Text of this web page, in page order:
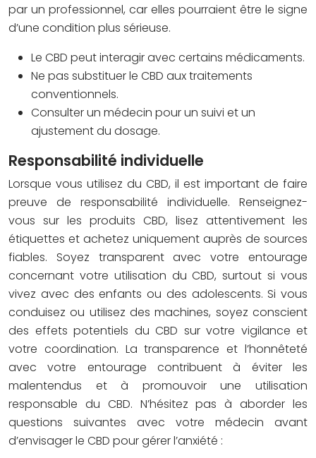
par un professionnel, car elles pourraient être le signe
d’une condition plus sérieuse.
Le CBD peut interagir avec certains médicaments.
Ne pas substituer le CBD aux traitements
conventionnels.
Consulter un médecin pour un suivi et un
ajustement du dosage.
Responsabilité individuelle
Lorsque vous utilisez du CBD, il est important de faire
preuve de responsabilité individuelle. Renseignez-
vous sur les produits CBD, lisez attentivement les
étiquettes et achetez uniquement auprès de sources
fiables. Soyez transparent avec votre entourage
concernant votre utilisation du CBD, surtout si vous
vivez avec des enfants ou des adolescents. Si vous
conduisez ou utilisez des machines, soyez conscient
des effets potentiels du CBD sur votre vigilance et
votre coordination. La transparence et l’honnêteté
avec votre entourage contribuent à éviter les
malentendus et à promouvoir une utilisation
responsable du CBD. N’hésitez pas à aborder les
questions suivantes avec votre médecin avant
d’envisager le CBD pour gérer l’anxiété :